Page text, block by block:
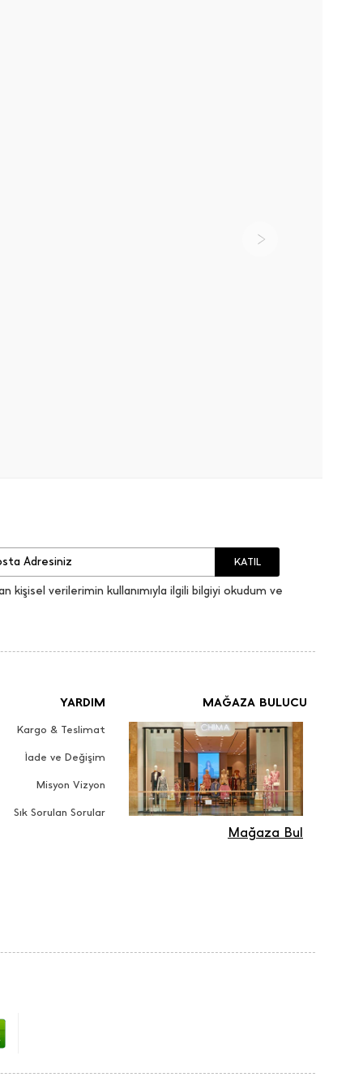
KATIL
kişisel verilerimin kullanımıyla ilgili bilgiyi okudum ve
YARDIM
Kargo & Teslimat
İade ve Değişim
Misyon Vizyon
Sık Sorulan Sorular
MAĞAZA BULUCU
Mağaza Bul